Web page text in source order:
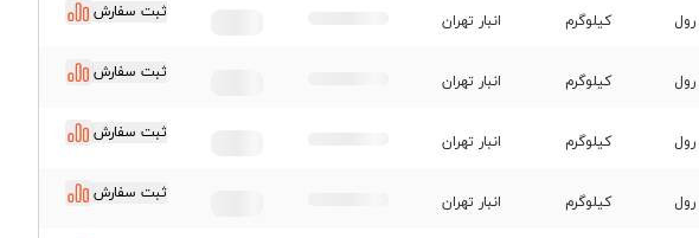
رول کیلوگرم انبار تهران ثبت سفارش
رول کیلوگرم انبار تهران ثبت سفارش
رول کیلوگرم انبار تهران ثبت سفارش
رول کیلوگرم انبار تهران ثبت سفارش